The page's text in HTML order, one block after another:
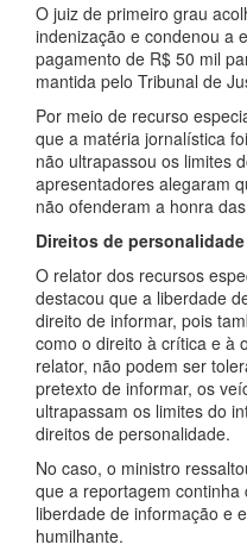
O juiz de primeiro grau
indenização e condenou a
pagamento de R$ 50 mil
mantida pelo Tribunal de
Por meio de recurso
que a matéria jornalística
não ultrapassou os limites
apresentadores alegaram
não ofenderam a honra
Direitos de personalidade
O relator dos recursos
destacou que a liberdade
direito de informar, pois
como o direito à crítica e à
relator, não podem ser
pretexto de informar, os
ultrapassam os limites do
direitos de personalidade.
No caso, o ministro
que a reportagem
liberdade de informação e
humilhante.